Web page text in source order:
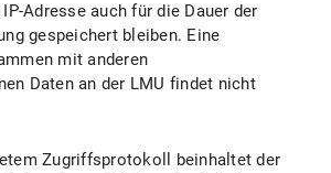
Adresse auch für die Dauer der
gespeichert bleiben. Eine
mit anderen
Daten an der LMU findet nicht
Zugriffsprotokoll beinhaltet der